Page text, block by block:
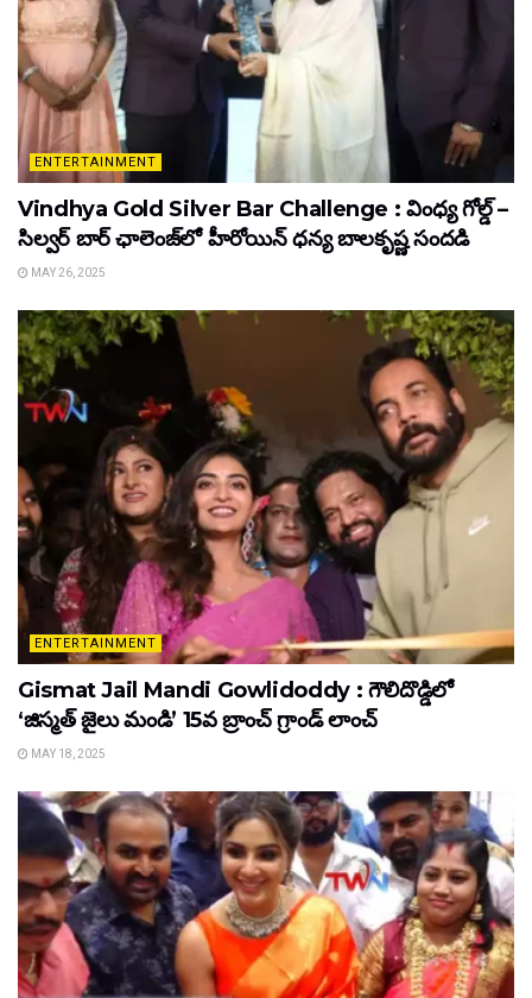
ENTERTAINMENT
Vindhya Gold Silver Bar Challenge : వింధ్య గోల్డ్ –
సిల్వర్ బార్ ఛాలెంజ్‌లో హీరోయిన్ ధ‌న్య బాల‌కృష్ణ‌ సందడి
MAY 26, 2025
ENTERTAINMENT
Gismat Jail Mandi Gowlidoddy : గౌలిదొడ్డిలో
‘జిస్మత్ జైలు మండి’ 15వ బ్రాంచ్ గ్రాండ్ లాంచ్
MAY 18, 2025